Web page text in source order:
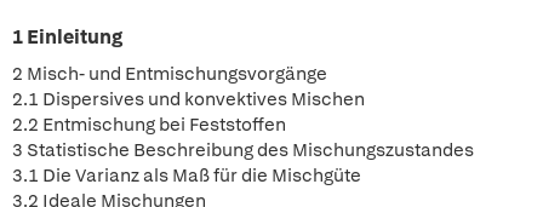
1 Einleitung
2 Misch- und Entmischungsvorgänge
2.1 Dispersives und konvektives Mischen
2.2 Entmischung bei Feststoffen
3 Statistische Beschreibung des Mischungszustandes
3.1 Die Varianz als Maß für die Mischgüte
3.2 Ideale Mischungen